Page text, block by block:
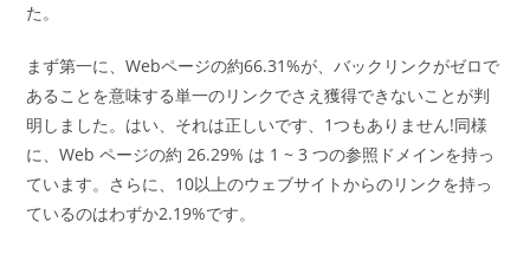
た。
まず第一に、Webページの約66.31%が、バックリンクがゼロで
あることを意味する単一のリンクでさえ獲得できないことが判
明しました。はい、それは正しいです、1つもありません!同様
に、Web ページの約 26.29% は 1 ~ 3 つの参照ドメインを持っ
ています。さらに、10以上のウェブサイトからのリンクを持っ
ているのはわずか2.19%です。